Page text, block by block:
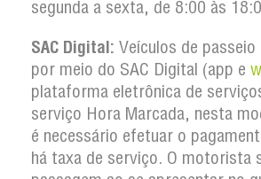
segunda a sexta, de 8:00 às
SAC Digital: Veículos de
por meio do SAC Digital (app e
plataforma eletrônica de
serviço Hora Marcada, nesta
é necessário efetuar o
há taxa de serviço. O motorista